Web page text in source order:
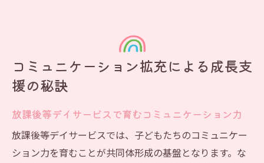
コミュニケーション拡充による成長支
援の秘訣
放課後等デイサービスで育むコミュニケーション力
放課後等デイサービスでは、子どもたちのコミュニケー
ション力を育むことが共同体形成の基盤となります。な